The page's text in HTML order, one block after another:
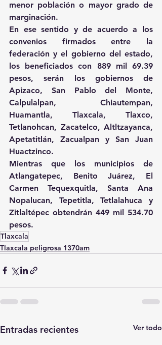
menor población o mayor grado de
marginación.
En ese sentido y de acuerdo a los
convenios firmados entre la
federación y el gobierno del estado,
los beneficiados con 889 mil 69.39
pesos, serán los gobiernos de
Apizaco, San Pablo del Monte,
Calpulalpan, Chiautempan,
Huamantla, Tlaxcala, Tlaxco,
Tetlanohcan, Zacatelco, Altltzayanca,
Apetatitlán, Zacualpan y San Juan
Huactzinco.
Mientras que los municipios de
Atlangatepec, Benito Juárez, El
Carmen Tequexquitla, Santa Ana
Nopalucan, Tepetitla, Tetlalahuca y
Zitlaltépec obtendrán 449 mil 534.70
pesos.
Tlaxcala
Tlaxcala peligrosa 1370am
Entradas recientes Ver todo